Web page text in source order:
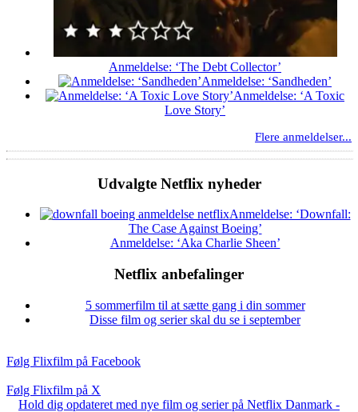
Anmeldelse: ‘The Debt Collector’
Anmeldelse: ‘Sandheden’
Anmeldelse: ‘A Toxic
Love Story’
Flere anmeldelser...
Udvalgte Netflix nyheder
Anmeldelse: ‘Downfall:
The Case Against Boeing’
Anmeldelse: ‘Aka Charlie Sheen’
Netflix anbefalinger
5 sommerfilm til at sætte gang i din sommer
Disse film og serier skal du se i september
Følg Flixfilm på Facebook
Følg Flixfilm på X
Hold dig opdateret med nye film og serier på Netflix Danmark -